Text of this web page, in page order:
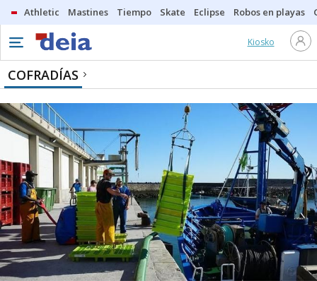
Athletic Mastines Tiempo Skate Eclipse Robos en playas
Kiosko
COFRADÍAS